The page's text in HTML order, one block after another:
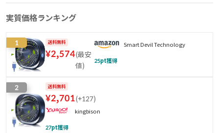
実質価格ランキング
1 送料無料
¥2,574(最安
値)
Smart Devil Technology
25pt獲得
2 送料無料
¥2,701(+127)
kingbison
27pt獲得